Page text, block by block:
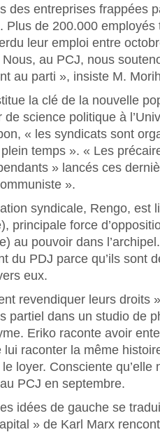
des entreprises frappées
Plus de 200.000
leur emploi entre
au PCJ, nous
au parti », insiste M.
la clé de la nouvelle
science politique à
« les syndicats sont
temps ». « Les
» lancés ces
».
syndicale, Rengo, est
principale force
au pouvoir dans
du PDJ parce qu’ils sont
eux.
revendiquer leurs droits
partiel dans un studio de
Eriko raconte avoir
raconter la même
loyer. Consciente qu’elle
PCJ en septembre.
idées de gauche se
» de Karl Marx